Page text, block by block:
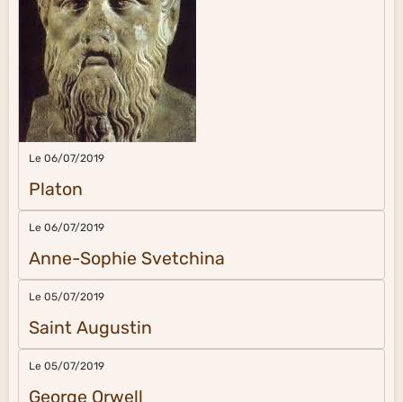
Le 06/07/2019
Platon
Le 06/07/2019
Anne-Sophie Svetchina
Le 05/07/2019
Saint Augustin
Le 05/07/2019
George Orwell